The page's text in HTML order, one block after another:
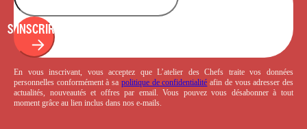
S'INSCRIRE
En vous inscrivant, vous acceptez que L’atelier des Chefs traite vos données
personnelles conformément à sa politique de confidentialité afin de vous adresser des
actualités, nouveautés et offres par email. Vous pouvez vous désabonner à tout
moment grâce au lien inclus dans nos e-mails.